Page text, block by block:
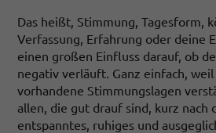
Das heißt, Stimmung, Tagesform,
Verfassung, Erfahrung oder deine
einen großen Einfluss darauf, ob
negativ verläuft. Ganz einfach, weil
vorhandene Stimmungslagen
allen, die gut drauf sind, kurz nach
entspanntes, ruhiges und